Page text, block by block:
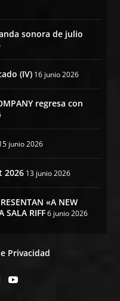
sonora de julio
(IV) 16 junio 2026
regresa con
junio 2026
2026 13 junio 2026
«A NEW
SALA RIFF 6 junio 2026
Privacidad